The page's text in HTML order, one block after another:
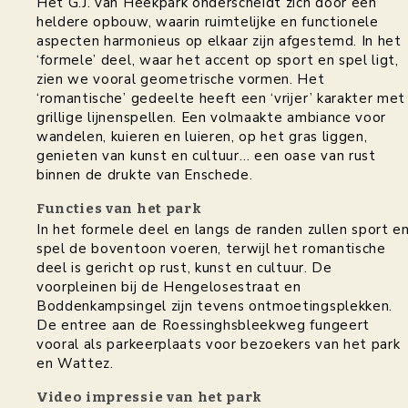
heldere opbouw, waarin ruimtelijke en functionele
aspecten harmonieus op elkaar zijn afgestemd. In het
‘formele’ deel, waar het accent op sport en spel ligt,
zien we vooral geometrische vormen. Het
‘romantische’ gedeelte heeft een ‘vrijer’ karakter met
grillige lijnenspellen. Een volmaakte ambiance voor
wandelen, kuieren en luieren, op het gras liggen,
genieten van kunst en cultuur… een oase van rust
binnen de drukte van Enschede.
Functies van het park
In het formele deel en langs de randen zullen sport
spel de boventoon voeren, terwijl het romantische
deel is gericht op rust, kunst en cultuur. De
voorpleinen bij de Hengelosestraat en
Boddenkampsingel zijn tevens ontmoetingsplekken.
De entree aan de Roessinghsbleekweg fungeert
vooral als parkeerplaats voor bezoekers van het park
en Wattez.
Video impressie van het park